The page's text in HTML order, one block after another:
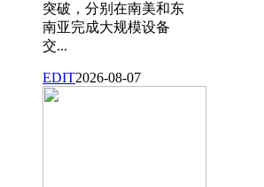
突破，分别在南美和东
南亚完成大规模设备
交...
EDIT2026-08-07